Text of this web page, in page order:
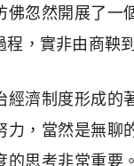
佛忽然開展了一
，實非由商鞅
經濟制度形成的
力，當然是無聊
的思考非常重要